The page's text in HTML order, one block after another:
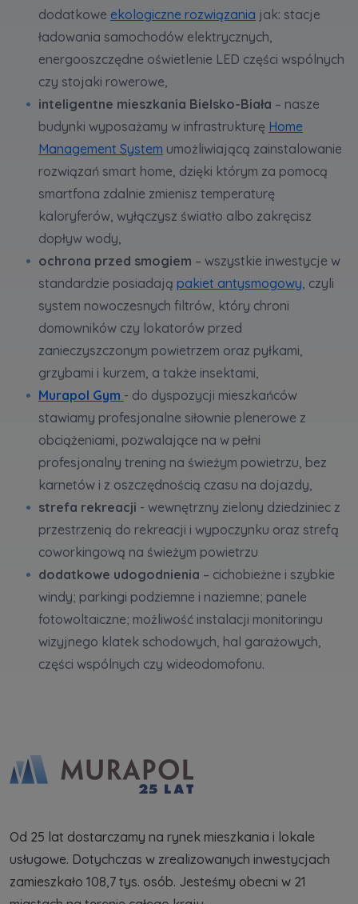
uzasadnionych interesów realizowanych przez
Administratora.
Dane o aktywności na naszej stronie mogą być
także udostępnianezaufanym partnerom
Twoje dane są współadministrowane przez
tym jak przetwarzamy dane, wykorzystujemy
cookies i jakie przysługują Ci prawa znajdziesz
wPolityce prywatności.
dodatkowe ekologiczne rozwiązania jak: stacje
ładowania samochodów elektrycznych,
energooszczędne oświetlenie LED części wspólnych
czy stojaki rowerowe,
inteligentne mieszkania Bielsko-Biała – nasze
budynki wyposażamy w infrastrukturę Home
Management System umożliwiającą zainstalowanie
rozwiązań smart home, dzięki którym za pomocą
smartfona zdalnie zmienisz temperaturę
kaloryferów, wyłączysz światło albo zakręcisz
dopływ wody,
ochrona przed smogiem – wszystkie inwestycje w
standardzie posiadają pakiet antysmogowy , czyli
system nowoczesnych filtrów, który chroni
domowników czy lokatorów przed
zanieczyszczonym powietrzem oraz pyłkami,
grzybami i kurzem, a także insektami,
Murapol Gym - do dyspozycji mieszkańców
stawiamy profesjonalne siłownie plenerowe z
obciążeniami, pozwalające na w pełni
profesjonalny trening na świeżym powietrzu, bez
karnetów i z oszczędnością czasu na dojazdy,
strefa rekreacji - wewnętrzny zielony dziedziniec z
przestrzenią do rekreacji i wypoczynku oraz strefą
coworkingową na świeżym powietrzu
dodatkowe udogodnienia – cichobieżne i szybkie
windy; parkingi podziemne i naziemne; panele
fotowoltaiczne; możliwość instalacji monitoringu
wizyjnego klatek schodowych, hal garażowych,
części wspólnych czy wideodomofonu.
Od 25 lat dostarczamy na rynek mieszkania i lokale
usługowe. Dotychczas w zrealizowanych inwestycjach
zamieszkało 108,7 tys. osób. Jesteśmy obecni w 21